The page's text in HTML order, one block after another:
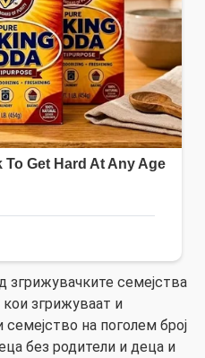
згрижувачките семејства
згрижуваат и
на поголем број
без родители и деца и